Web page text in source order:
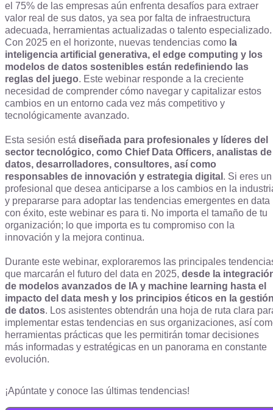
el 75% de las empresas aún enfrenta desafíos para extraer
valor real de sus datos, ya sea por falta de infraestructura
adecuada, herramientas actualizadas o talento especializado.
Con 2025 en el horizonte, nuevas tendencias como la
inteligencia artificial generativa, el edge computing y los
modelos de datos sostenibles están redefiniendo las
reglas del juego. Este webinar responde a la creciente
necesidad de comprender cómo navegar y capitalizar estos
cambios en un entorno cada vez más competitivo y
tecnológicamente avanzado.
Esta sesión está diseñada para profesionales y líderes del
sector tecnológico, como Chief Data Officers, analistas de
datos, desarrolladores, consultores, así como
responsables de innovación y estrategia digital . Si eres un
profesional que desea anticiparse a los cambios en la
y prepararse para adoptar las tendencias emergentes en data
con éxito, este webinar es para ti. No importa el tamaño de tu
organización; lo que importa es tu compromiso con la
innovación y la mejora continua.
Durante este webinar, exploraremos las principales
que marcarán el futuro del data en 2025, desde la
de modelos avanzados de IA y machine learning hasta el
impacto del data mesh y los principios éticos en la
de datos. Los asistentes obtendrán una hoja de ruta clara
implementar estas tendencias en sus organizaciones, así
herramientas prácticas que les permitirán tomar decisiones
más informadas y estratégicas en un panorama en constante
evolución.
¡Apúntate y conoce las últimas tendencias!